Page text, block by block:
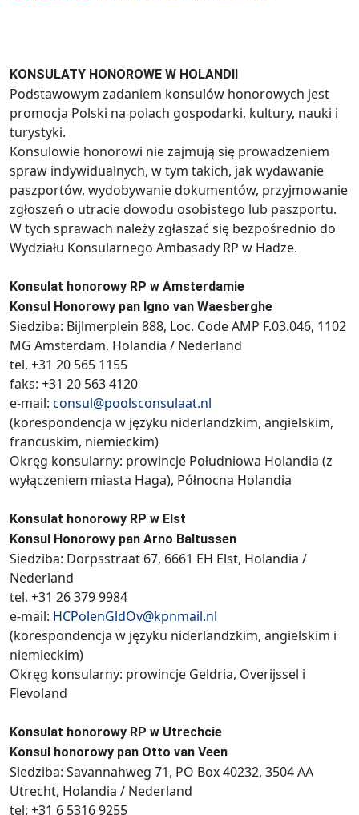
KONSULATY HONOROWE W HOLANDII
Podstawowym zadaniem konsulów honorowych jest
promocja Polski na polach gospodarki, kultury, nauki i
turystyki.
Konsulowie honorowi nie zajmują się prowadzeniem
spraw indywidualnych, w tym takich, jak wydawanie
paszportów, wydobywanie dokumentów, przyjmowanie
zgłoszeń o utracie dowodu osobistego lub paszportu.
W tych sprawach należy zgłaszać się bezpośrednio do
Wydziału Konsularnego Ambasady RP w Hadze.
Konsulat honorowy RP w Amsterdamie
Konsul Honorowy pan Igno van Waesberghe
Siedziba: Bijlmerplein 888, Loc. Code AMP F.03.046, 1102
MG Amsterdam, Holandia / Nederland
tel. +31 20 565 1155
faks: +31 20 563 4120
e-mail: consul@poolsconsulaat.nl
(korespondencja w języku niderlandzkim, angielskim,
francuskim, niemieckim)
Okręg konsularny: prowincje Południowa Holandia (z
wyłączeniem miasta Haga), Północna Holandia
Konsulat honorowy RP w Elst
Konsul Honorowy pan Arno Baltussen
Siedziba: Dorpsstraat 67, 6661 EH Elst, Holandia /
Nederland
tel. +31 26 379 9984
e-mail: HCPolenGldOv@kpnmail.nl
(korespondencja w języku niderlandzkim, angielskim i
niemieckim)
Okręg konsularny: prowincje Geldria, Overijssel i
Flevoland
Konsulat honorowy RP w Utrechcie
Konsul honorowy pan Otto van Veen
Siedziba: Savannahweg 71, PO Box 40232, 3504 AA
Utrecht, Holandia / Nederland
tel: +31 6 5316 9255